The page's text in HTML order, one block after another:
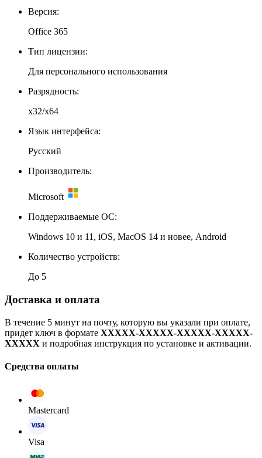
Версия:
Office 365
Тип лицензии:
Для персонального использования
Разрядность:
x32/x64
Язык интерфейса:
Русский
Производитель:
Microsoft
Поддерживаемые ОС:
Windows 10 и 11, iOS, MacOS 14 и новее, Android
Количество устройств:
До 5
Доставка и оплата
В течение 5 минут на почту, которую вы указали при оплате,
придет ключ в формате XXXXX-XXXXX-XXXXX-XXXXX-
XXXXX и подробная инструкция по установке и активации.
Средства оплаты
Mastercard
Visa